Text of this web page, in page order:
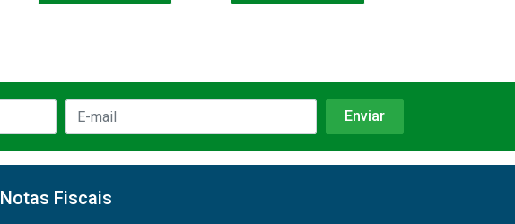
Notas Fiscais